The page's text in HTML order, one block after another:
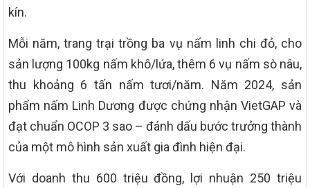
kín.
Mỗi năm, trang trại trồng ba vụ nấm linh chi đỏ, cho
sản lượng 100kg nấm khô/lứa, thêm 6 vụ nấm sò nâu,
thu khoảng 6 tấn nấm tươi/năm. Năm 2024, sản
phẩm nấm Linh Dương được chứng nhận VietGAP và
đạt chuẩn OCOP 3 sao – đánh dấu bước trưởng thành
của một mô hình sản xuất gia đình hiện đại.
Với doanh thu 600 triệu đồng, lợi nhuận 250 triệu